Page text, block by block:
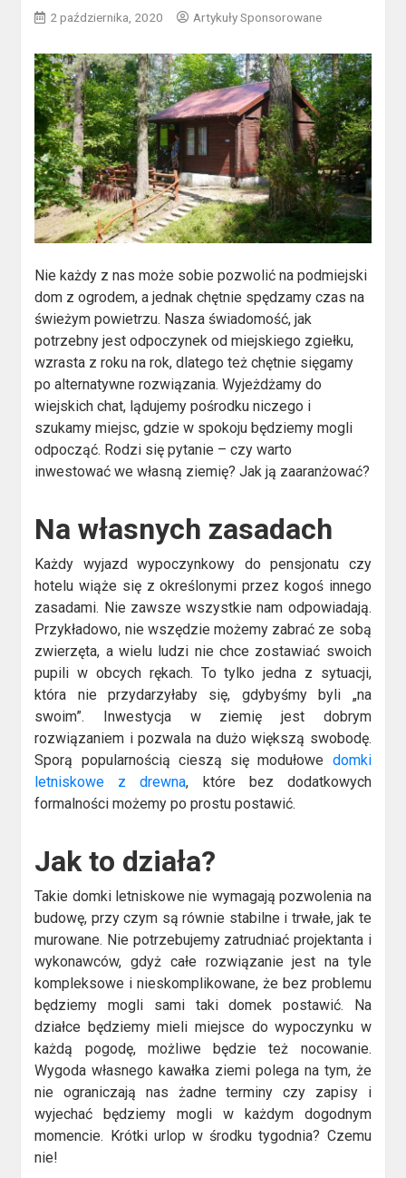
2 października, 2020 Artykuły Sponsorowane
Nie każdy z nas może sobie pozwolić na podmiejski
dom z ogrodem, a jednak chętnie spędzamy czas na
świeżym powietrzu. Nasza świadomość, jak
potrzebny jest odpoczynek od miejskiego zgiełku,
wzrasta z roku na rok, dlatego też chętnie sięgamy
po alternatywne rozwiązania. Wyjeżdżamy do
wiejskich chat, lądujemy pośrodku niczego i
szukamy miejsc, gdzie w spokoju będziemy mogli
odpocząć. Rodzi się pytanie – czy warto
inwestować we własną ziemię? Jak ją zaaranżować?
Na własnych zasadach
Każdy wyjazd wypoczynkowy do pensjonatu czy
hotelu wiąże się z określonymi przez kogoś innego
zasadami. Nie zawsze wszystkie nam odpowiadają.
Przykładowo, nie wszędzie możemy zabrać ze sobą
zwierzęta, a wielu ludzi nie chce zostawiać swoich
pupili w obcych rękach. To tylko jedna z sytuacji,
która nie przydarzyłaby się, gdybyśmy byli „na
swoim”. Inwestycja w ziemię jest dobrym
rozwiązaniem i pozwala na dużo większą swobodę.
Sporą popularnością cieszą się modułowe domki
letniskowe z drewna, które bez dodatkowych
formalności możemy po prostu postawić.
Jak to działa?
Takie domki letniskowe nie wymagają pozwolenia na
budowę, przy czym są równie stabilne i trwałe, jak te
murowane. Nie potrzebujemy zatrudniać projektanta i
wykonawców, gdyż całe rozwiązanie jest na tyle
kompleksowe i nieskomplikowane, że bez problemu
będziemy mogli sami taki domek postawić. Na
działce będziemy mieli miejsce do wypoczynku w
każdą pogodę, możliwe będzie też nocowanie.
Wygoda własnego kawałka ziemi polega na tym, że
nie ograniczają nas żadne terminy czy zapisy i
wyjechać będziemy mogli w każdym dogodnym
momencie. Krótki urlop w środku tygodnia? Czemu
nie!